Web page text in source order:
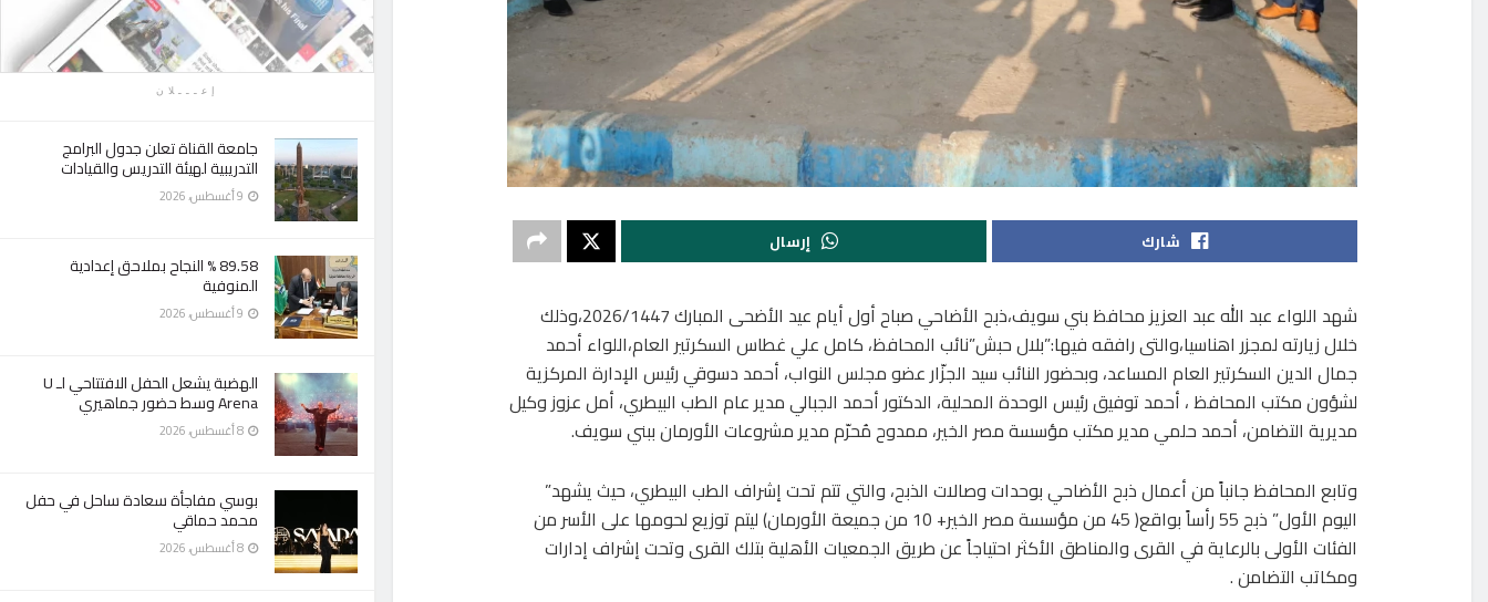
إعـــلان
جامعة القناة تعلن جدول البرامج
التدريبية لهيئة التدريس والقيادات
89.58 % النجاح بملاحق إعدادية
المنوفية
الهضبة يشعل الحفل الافتتاحي لـ U
Arena وسط حضور جماهيري
بوسي مفاجأة سعادة ساحل في حفل
محمد حماقي
شارك إرسال
شهد اللواء عبد الله عبد العزيز محافظ بني سويف،ذبح الأضاحي صباح أول أيام عيد الأضحى المبارك 2026/1447،وذلك
خلال زيارته لمجزر اهناسيا،والتى رافقه فيها:”بلال حبش”نائب المحافظ، كامل علي غطاس السكرتير العام،اللواء أحمد
جمال الدين السكرتير العام المساعد، وبحضور النائب سيد الجزّار عضو مجلس النواب، أحمد دسوقي رئيس الإدارة المركزية
لشؤون مكتب المحافظ ، أحمد توفيق رئيس الوحدة المحلية، الدكتور أحمد الجبالي مدير عام الطب البيطري، أمل عزوز وكيل
مديرية التضامن، أحمد حلمي مدير مكتب مؤسسة مصر الخير، ممدوح مُحرّم مدير مشروعات الأورمان ببني سويف.
وتابع المحافظ جانباً من أعمال ذبح الأضاحي بوحدات وصالات الذبح، والتي تتم تحت إشراف الطب البيطري، حيث يشهد”
اليوم الأول” ذبح 55 رأساً بواقع( 45 من مؤسسة مصر الخير+ 10 من جميعة الأورمان) ليتم توزيع لحومها على الأسر من
الفئات الأولى بالرعاية في القرى والمناطق الأكثر احتياجاً عن طريق الجمعيات الأهلية بتلك القرى وتحت إشراف إدارات
ومكاتب التضامن .